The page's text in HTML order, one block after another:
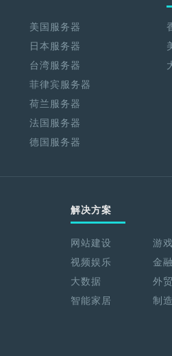
美国服务器
日本服务器
台湾服务器
菲律宾服务器
荷兰服务器
法国服务器
德国服务器
解决方案
网站建设
游
视频娱乐
金
大数据
外
智能家居
制